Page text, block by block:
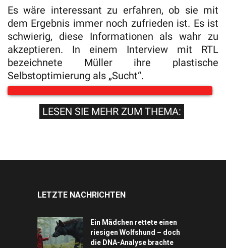
Es wäre interessant zu erfahren, ob sie mit
dem Ergebnis immer noch zufrieden ist. Es ist
schwierig, diese Informationen als wahr zu
akzeptieren. In einem Interview mit RTL
bezeichnete Müller ihre plastische
Selbstoptimierung als „Sucht“.
LESEN SIE MEHR ZUM THEMA:
LETZTE NACHRICHTEN
Ein Mädchen rettete einen
riesigen Wolfshund – doch
die DNA-Analyse brachte